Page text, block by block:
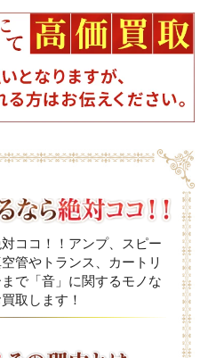
ココ！！アンプ、スピー
管やトランス、カートリ
で「音」に関するモノな
取します！